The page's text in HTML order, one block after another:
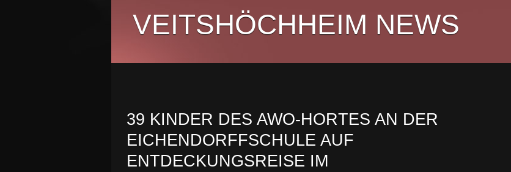
VEITSHÖCHHEIM NEWS
39 KINDER DES AWO-HORTES AN DER
EICHENDORFFSCHULE AUF
ENTDECKUNGSREISE IM